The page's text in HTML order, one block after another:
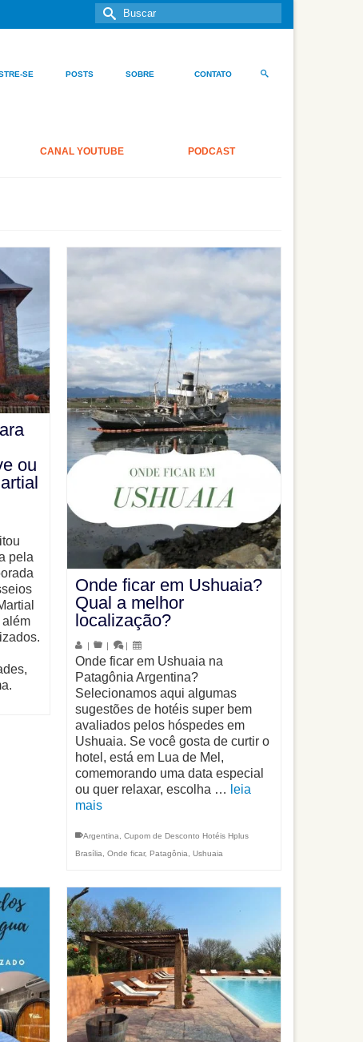
Buscar
por:
SE POSTS SOBRE CONTATO
CANAL YOUTUBE PODCAST
ou
pela
além
Onde ficar em Ushuaia?
Qual a melhor
localização?
| | |
Onde ficar em Ushuaia na
Patagônia Argentina?
Selecionamos aqui algumas
sugestões de hotéis super bem
avaliados pelos hóspedes em
Ushuaia. Se você gosta de curtir o
hotel, está em Lua de Mel,
comemorando uma data especial
ou quer relaxar, escolha … leia
mais
Argentina
Cupom de Desconto Hotéis Hplus
Brasília
Onde ficar, Patagônia Ushuaia